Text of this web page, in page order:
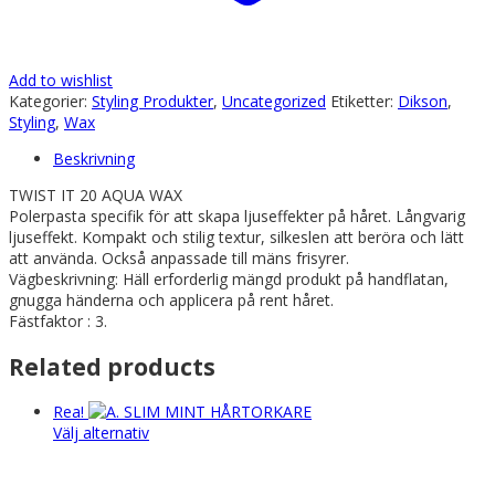
Add to wishlist
Kategorier: Styling Produkter, Uncategorized Etiketter: Dikson,
Styling, Wax
Beskrivning
TWIST IT 20 AQUA WAX
Polerpasta specifik för att skapa ljuseffekter på håret. Långvarig
ljuseffekt. Kompakt och stilig textur, silkeslen att beröra och lätt
att använda. Också anpassade till mäns frisyrer.
Vägbeskrivning: Häll erforderlig mängd produkt på handflatan,
gnugga händerna och applicera på rent håret.
Fästfaktor : 3.
Related products
Rea!
Välj alternativDen